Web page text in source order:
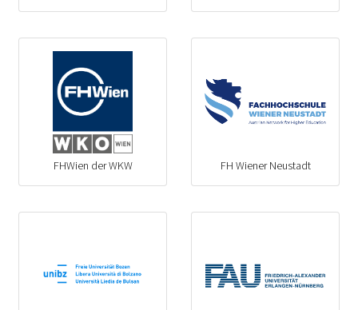
FHWien der WKW FH Wiener Neustadt